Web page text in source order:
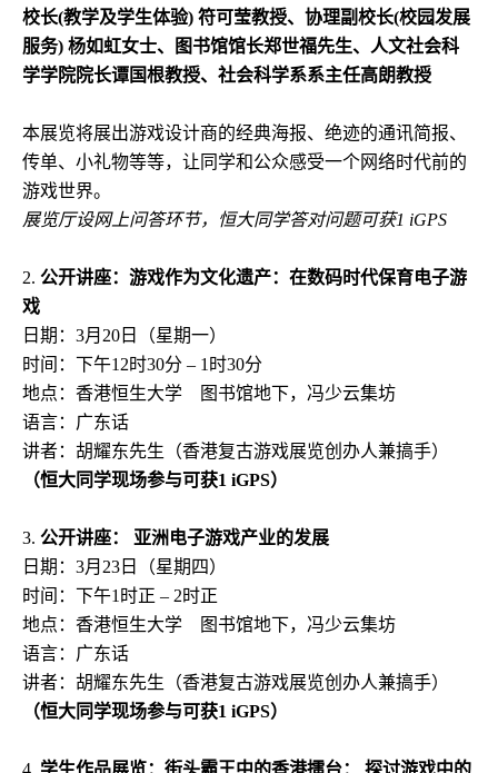
校长(教学及学生体验) 符可莹教授、协理副校长(校园发展
服务) 杨如虹女士、图书馆馆长郑世福先生、人文社会科
学学院院长谭国根教授、社会科学系系主任高朗教授
本展览将展出游戏设计商的经典海报、绝迹的通讯简报、
传单、小礼物等等，让同学和公众感受一个网络时代前的
游戏世界。
展览厅设网上问答环节，恒大同学答对问题可获1 iGPS
2. 公开讲座：游戏作为文化遗产：在数码时代保育电子游
戏
日期： 3月 20 日（星期一）
时间：下午12时30分 – 1 时30分
地点：香港恒生大学
图书馆地下，冯少云集坊
语言：广东话
讲者：胡耀东先生（香港复古游戏展览创办人兼搞手）
（恒大同学现场参与可获1 iGPS）
3. 公开讲座：
亚洲电子游戏产业的发展
日期： 3月 23 日（星期四）
时间：下午1 时正 – 2时正
地点： 香港恒生大学
图书馆地下，冯少云集坊
语言：广东话
讲者：胡耀东先生（香港复古游戏展览创办人兼搞手）
（恒大同学现场参与可获1 iGPS）